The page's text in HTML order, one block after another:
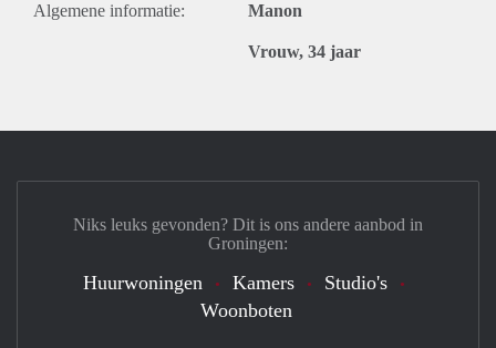
Algemene informatie: Manon
Vrouw, 34 jaar
Niks leuks gevonden? Dit is ons andere aanbod in
Groningen:
Huurwoningen Kamers
Studio's
Woonboten